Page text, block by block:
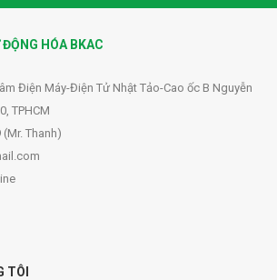
HÓA BKAC
Điện Máy-Điện Tử Nhật Tảo-Cao ốc B Nguyễn
TPHCM
(Mr. Thanh)
TÔI